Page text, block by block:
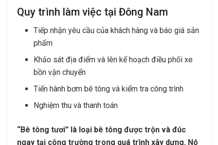
Quy trình làm việc tại Đông Nam
Tiếp nhận yêu cầu của khách hàng và báo giá sản
phẩm
Khảo sát địa điểm và lên kế hoạch điều phối xe
bồn vận chuyển
Tiến hành bơm bê tông và kiểm tra công trình
Nghiệm thu và thanh toán
“Bê tông tươi” là loại bê tông được trộn và đúc
ngay tại công trường trong quá trình xây dựng. Nó